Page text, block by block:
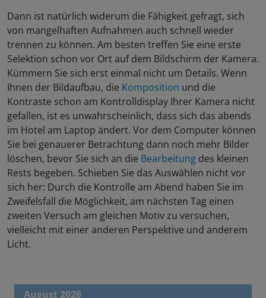
Dann ist natürlich widerum die Fähigkeit gefragt, sich
von mangelhaften Aufnahmen auch schnell wieder
trennen zu können. Am besten treffen Sie eine erste
Selektion schon vor Ort auf dem Bildschirm der Kamera.
Kümmern Sie sich erst einmal nicht um Details. Wenn
Ihnen der Bildaufbau, die Komposition und die
Kontraste schon am Kontrolldisplay Ihrer Kamera nicht
gefallen, ist es unwahrscheinlich, dass sich das abends
im Hotel am Laptop ändert. Vor dem Computer können
Sie bei genauerer Betrachtung dann noch mehr Bilder
löschen, bevor Sie sich an die Bearbeitung des kleinen
Rests begeben. Schieben Sie das Auswählen nicht vor
sich her: Durch die Kontrolle am Abend haben Sie im
Zweifelsfall die Möglichkeit, am nächsten Tag einen
zweiten Versuch am gleichen Motiv zu versuchen,
vielleicht mit einer anderen Perspektive und anderem
Licht.
August 2026